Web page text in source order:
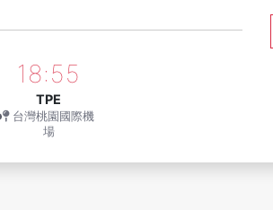
18:55
TPE
台灣桃園國際機
場